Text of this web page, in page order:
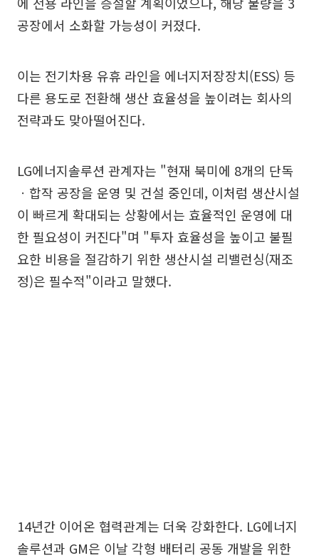
공장에서 소화할 가능성이 커졌다.
이는 전기차용 유휴 라인을 에너지저장장치(ESS) 등
다른 용도로 전환해 생산 효율성을 높이려는 회사의
전략과도 맞아떨어진다.
LG에너지솔루션 관계자는 "현재 북미에 8개의 단독
ㆍ합작 공장을 운영 및 건설 중인데, 이처럼 생산시설
이 빠르게 확대되는 상황에서는 효율적인 운영에 대
한 필요성이 커진다"며 "투자 효율성을 높이고 불필
요한 비용을 절감하기 위한 생산시설 리밸런싱(재조
정)은 필수적"이라고 말했다.
14년간 이어온 협력관계는 더욱 강화한다. LG에너지
솔루션과 GM은 이날 각형 배터리 공동 개발을 위한